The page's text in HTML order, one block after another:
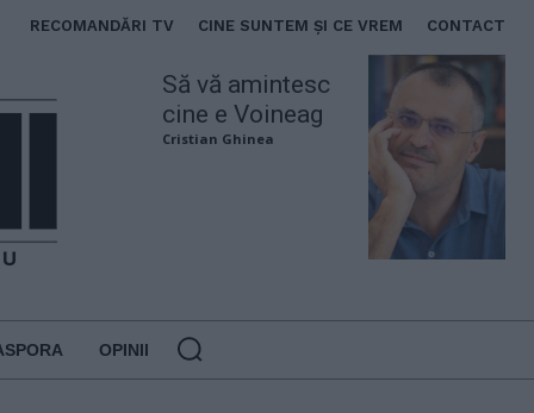
RECOMANDĂRI TV CINE SUNTEM ȘI CE VREM CONTACT
Să vă amintesc
cine e Voineag
Cristian Ghinea
OPINII